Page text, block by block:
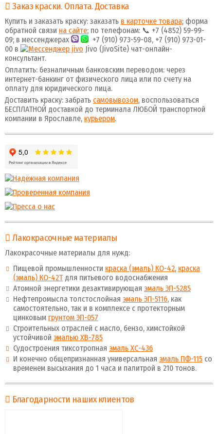
Заказ краски. Оплата. Доставка
Купить и заказать краску: заказать в карточке товара; форма
обратной связи на сайте; по телефонам: 📞 +7 (4852) 59-99-
09; в мессенджерах
+7 (910) 973-59-08, +7 (910) 973-01-
00 в
Jivo (JivoSite) чат-онлайн-
консультант.
Оплатить: безналичным банковским переводом: через
интернет-банкинг от физического лица или по счету на
оплату для юридического лица.
Доставить краску: забрать самовывозом, воспользоваться
БЕСПЛАТНОЙ доставкой до терминала ЛЮБОЙ транспортной
компании в Ярославле, курьером.
Лакокрасочные материалы
Лакокрасочные материалы для нужд:
Пищевой промышленности краска (эмаль) КО-42, краска
(эмаль) КО-42Тдля питьевого водоснабжения
Атомной энергетики дезактивирующая эмаль ЭП-5285
Нефтепромысла толстослойная эмаль ЭП-5116, как
самостоятельно, так и в комплексе с протекторным
цинковым грунтом ЭП-057
Строительных отраслей с масло, бензо, химстойкой
устойчивой эмалью ХВ-785
Судостроения тиксотропная эмаль ХС-436
И конечно общепризнанная универсальная эмаль ПФ-115 со
временем высыхания до 1 часа и палитрой в 210 тонов.
Благодарности наших клиентов